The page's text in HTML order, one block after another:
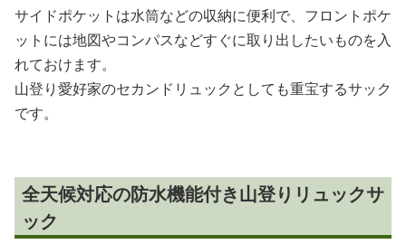
サイドポケットは水筒などの収納に便利で、フロントポケ
ットには地図やコンパスなどすぐに取り出したいものを入
れておけます。
山登り愛好家のセカンドリュックとしても重宝するサック
です。
全天候対応の防水機能付き山登りリュックサ
ック